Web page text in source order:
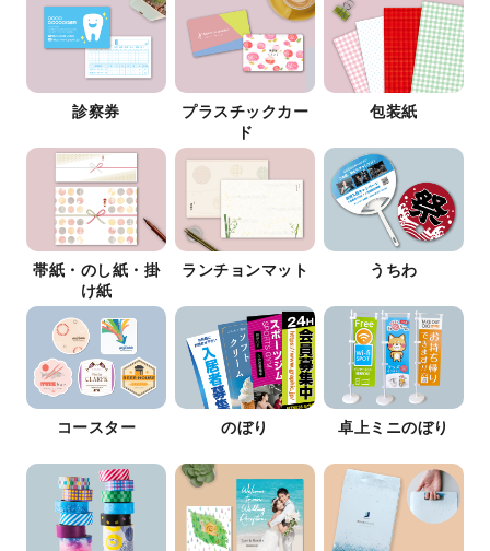
診察券
プラスチックカー
ド
包装紙
帯紙・のし紙・掛
け紙
ランチョンマット うちわ
コースター のぼり 卓上ミニのぼり